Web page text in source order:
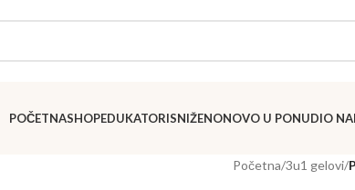
POČETNASHOPEDUKATORISNIŽENONOVO U PONUDIO
Početna/3u1 gelovi/